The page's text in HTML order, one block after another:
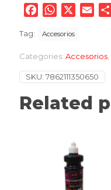
Facebook
WhatsApp
Tag: Accesorios
Categories: Accesorios
SKU: 7862111350650
Related